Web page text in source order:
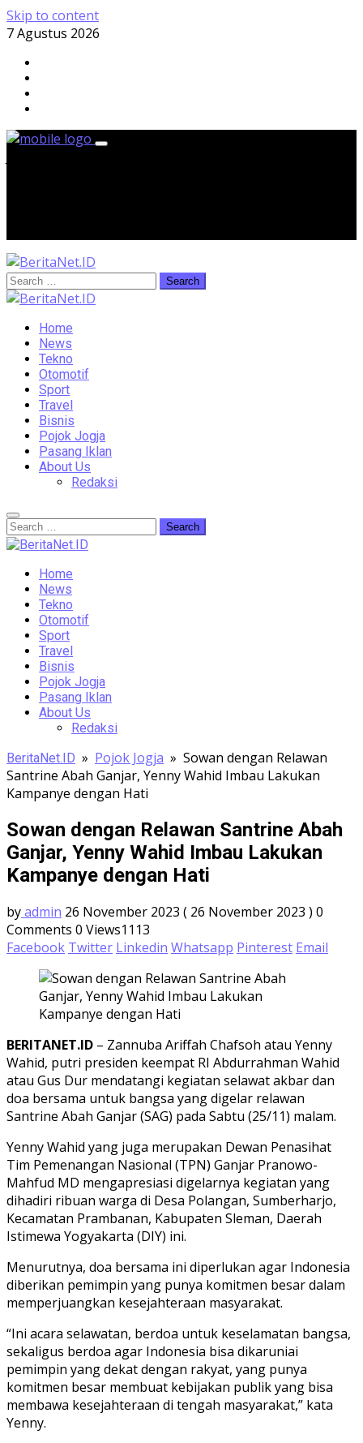
Skip to content
7 Agustus 2026
Home
News
Tekno
Otomotif
Sport
Travel
Bisnis
Pojok Jogja
Pasang Iklan
About Us
Redaksi
Home
News
Tekno
Otomotif
Sport
Travel
Bisnis
Pojok Jogja
Pasang Iklan
About Us
Redaksi
BeritaNet.ID » Pojok Jogja » Sowan dengan Relawan
Santrine Abah Ganjar, Yenny Wahid Imbau Lakukan
Kampanye dengan Hati
Sowan dengan Relawan Santrine Abah
Ganjar, Yenny Wahid Imbau Lakukan
Kampanye dengan Hati
byadmin 26 November 2023 ( 26 November 2023 ) 0
Comments 0 Views1113
Facebook Twitter Linkedin Whatsapp Pinterest Email
BERITANET.ID – Zannuba Ariffah Chafsoh atau Yenny
Wahid, putri presiden keempat RI Abdurrahman Wahid
atau Gus Dur mendatangi kegiatan selawat akbar dan
doa bersama untuk bangsa yang digelar relawan
Santrine Abah Ganjar (SAG) pada Sabtu (25/11) malam.
Yenny Wahid yang juga merupakan Dewan Penasihat
Tim Pemenangan Nasional (TPN) Ganjar Pranowo-
Mahfud MD mengapresiasi digelarnya kegiatan yang
dihadiri ribuan warga di Desa Polangan, Sumberharjo,
Kecamatan Prambanan, Kabupaten Sleman, Daerah
Istimewa Yogyakarta (DIY) ini.
Menurutnya, doa bersama ini diperlukan agar Indonesia
diberikan pemimpin yang punya komitmen besar dalam
memperjuangkan kesejahteraan masyarakat.
“Ini acara selawatan, berdoa untuk keselamatan bangsa,
sekaligus berdoa agar Indonesia bisa dikaruniai
pemimpin yang dekat dengan rakyat, yang punya
komitmen besar membuat kebijakan publik yang bisa
membawa kesejahteraan di tengah masyarakat,” kata
Yenny.